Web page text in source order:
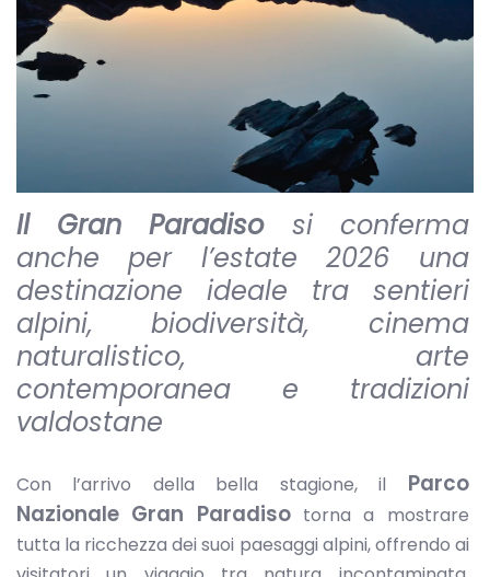
Il Gran Paradisosi conferma
anche per l’estate 2026 una
destinazione ideale tra sentieri
alpini, biodiversità, cinema
naturalistico, arte
contemporanea e tradizioni
valdostane
Con l’arrivo della bella stagione, il Parco
Nazionale Gran Paradisotorna a mostrare
tutta la ricchezza dei suoi paesaggi alpini, offrendo ai